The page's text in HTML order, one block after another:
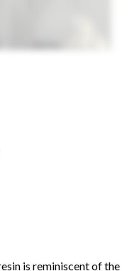
is reminiscent of the